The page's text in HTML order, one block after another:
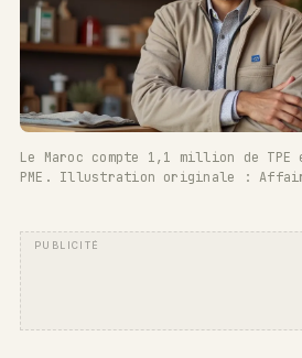
Le Maroc compte 1,1 million de
PME. Illustration originale :